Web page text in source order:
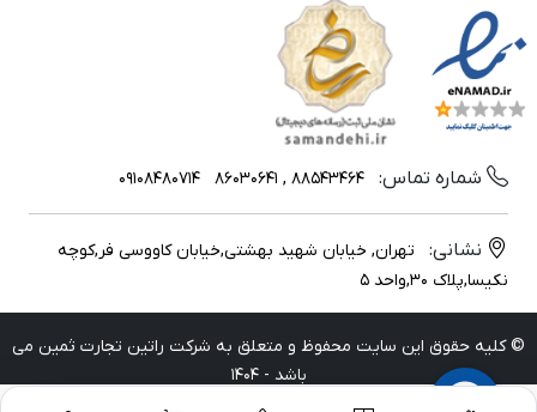
شماره تماس: 88543464 , 86030641
09108480714
نشانی:
تهران, خیابان شهید بهشتی,خیابان کاووسی فر,کوچه
نکیسا,پلاک 30,واحد 5
© کلیه حقوق این سایت محفوظ و متعلق به شرکت راتین تجارت ثمین می
باشد - 1404